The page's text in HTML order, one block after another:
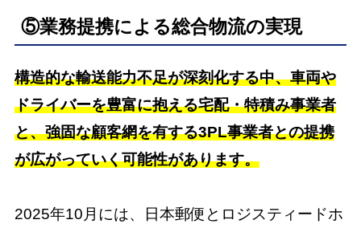
⑤業務提携による総合物流の実現
構造的な輸送能力不足が深刻化する中、車両や
ドライバーを豊富に抱える宅配・特積み事業者
と、強固な顧客網を有する3PL事業者との提携
が広がっていく可能性があります。
2025年10月には、日本郵便とロジスティードホ